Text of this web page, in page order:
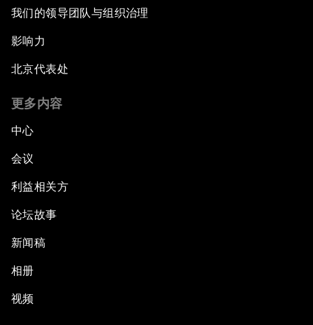
我们的领导团队与组织治理
影响力
北京代表处
更多内容
中心
会议
利益相关方
论坛故事
新闻稿
相册
视频